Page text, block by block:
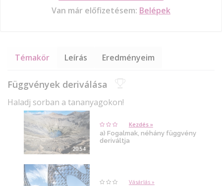
Van már előfizetésem: Belépek
Témakör Leírás Eredményeim
Függvények deriválása
Haladj sorban a tananyagokon!
20:54
Kezdés »
a) Fogalmak, néhány függvény
deriváltja
Vásárlás »